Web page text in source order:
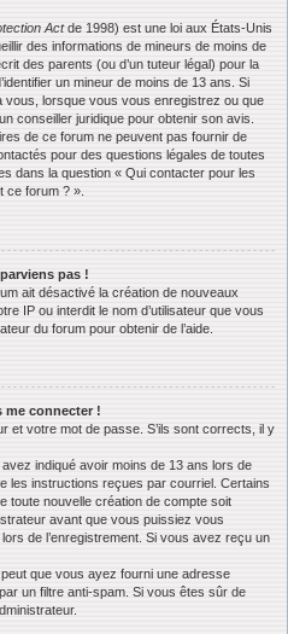
Actde 1998) est une loi aux États-Unis
des informations de mineurs de moins de
des parents (ou d’un tuteur légal) pour la
un mineur de moins de 13 ans. Si
vous, lorsque vous vous enregistrez ou que
conseiller juridique pour obtenir son avis.
de ce forum ne peuvent pas fournir de
pour des questions légales de toutes
dans la question « Qui contacter pour les
ce forum ? ».
pas !
ait désactivé la création de nouveaux
IP ou interdit le nom d’utilisateur que vous
du forum pour obtenir de l’aide.
me connecter !
et votre mot de passe. S’ils sont corrects, il y
indiqué avoir moins de 13 ans lors de
les instructions reçues par courriel. Certains
toute nouvelle création de compte soit
avant que vous puissiez vous
de l’enregistrement. Si vous avez reçu un
que vous ayez fourni une adresse
un filtre anti-spam. Si vous êtes sûr de